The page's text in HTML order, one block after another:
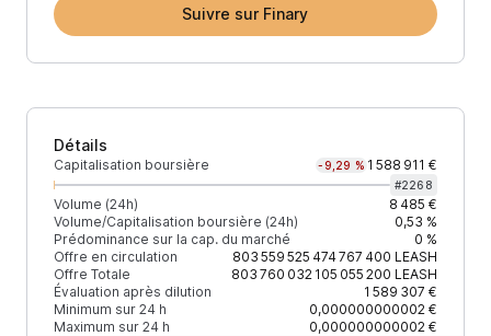
Suivre sur Finary
Détails
Capitalisation boursière -9,29 % 1 588 911 €
#2268
Volume (24h)
8 485 €
Volume/Capitalisation boursière (24h)
0,53 %
Prédominance sur la cap. du marché
0 %
Offre en circulation
803 559 525 474 767 400 LEASH
Offre Totale
803 760 032 105 055 200 LEASH
Évaluation après dilution
1 589 307 €
Minimum sur 24 h
0,000000000002 €
Maximum sur 24 h
0,000000000002 €